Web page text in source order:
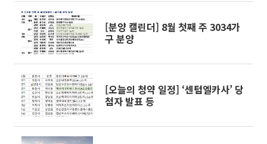
[분양 캘린더] 8월 첫째 주 3034가
구 분양
[오늘의 청약 일정] ‘센텀엘카사’ 당
첨자 발표 등